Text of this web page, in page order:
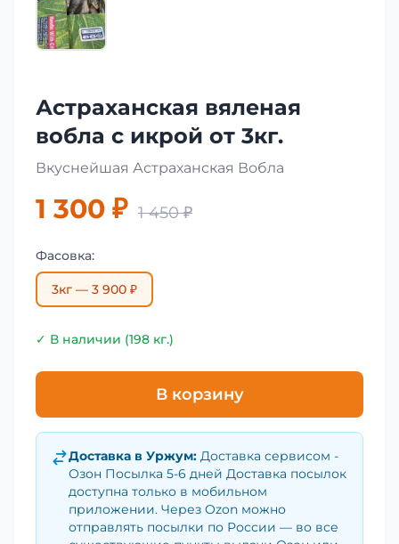
Астраханская вяленая
вобла с икрой от 3кг.
Вкуснейшая Астраханская Вобла
1 300 ₽ 1 450 ₽
Фасовка:
3кг — 3 900 ₽
✓ В наличии (198 кг.)
В корзину
Доставка в Уржум: Доставка сервисом -
Озон Посылка 5-6 дней Доставка посылок
доступна только в мобильном
приложении. Через Ozon можно
отправлять посылки по России — во все